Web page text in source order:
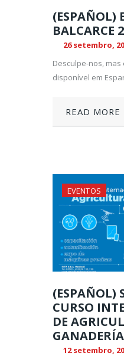
(ESPAÑOL)
BALCARCE
26 setembro,
Desculpe-nos,
disponível em
READ MORE
EVENTOS
(ESPAÑOL)
CURSO
DE
12 setembro,